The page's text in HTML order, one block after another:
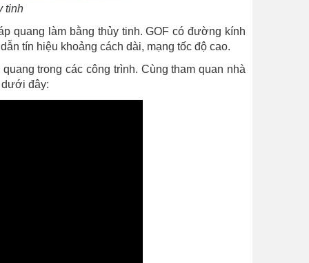
tinh
quang làm bằng thủy tinh. GOF có đường kính
tín hiệu khoảng cách dài, mạng tốc độ cao.
trong các công trình. Cùng tham quan nhà
dưới đây: